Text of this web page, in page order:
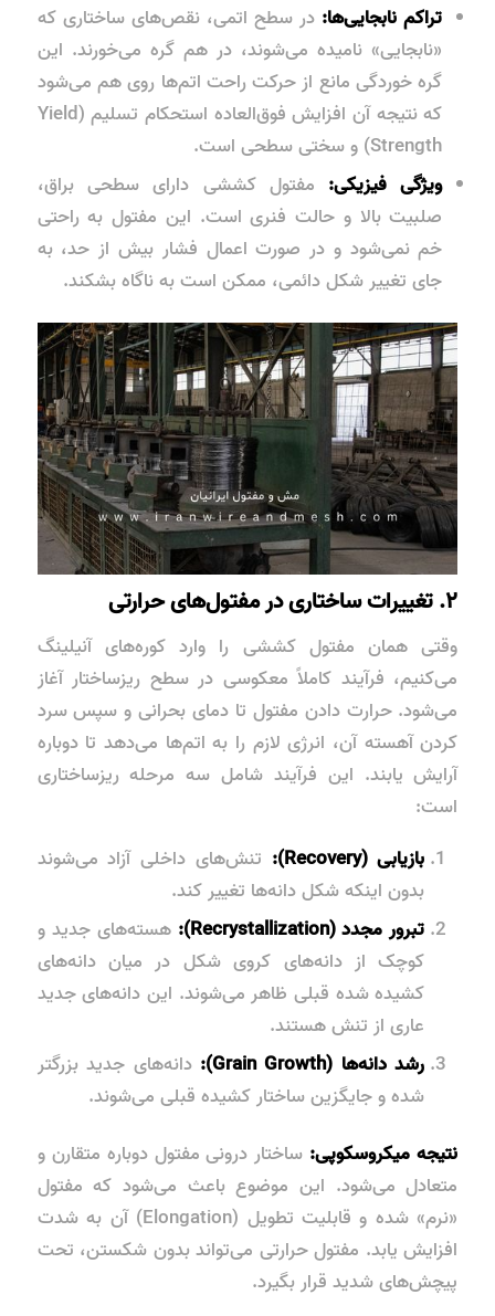
تراکم نابجایی‌ها: در سطح اتمی، نقص‌های ساختاری که
«نابجایی» نامیده می‌شوند، در هم گره می‌خورند. این
گره خوردگی مانع از حرکت راحت اتم‌ها روی هم می‌شود
که نتیجه آن افزایش فوق‌العاده استحکام تسلیم (Yield
Strength) و سختی سطحی است.
ویژگی فیزیکی: مفتول کششی دارای سطحی براق،
صلبیت بالا و حالت فنری است. این مفتول به راحتی
خم نمی‌شود و در صورت اعمال فشار بیش از حد، به
جای تغییر شکل دائمی، ممکن است به ناگاه بشکند.
۲. تغییرات ساختاری در مفتول‌های حرارتی
وقتی همان مفتول کششی را وارد کوره‌های آنیلینگ
می‌کنیم، فرآیند کاملاً معکوسی در سطح ریزساختار آغاز
می‌شود. حرارت دادن مفتول تا دمای بحرانی و سپس سرد
کردن آهسته آن، انرژی لازم را به اتم‌ها می‌دهد تا دوباره
آرایش یابند. این فرآیند شامل سه مرحله ریزساختاری
است:
بازیابی (Recovery):
تنش‌های داخلی آزاد می‌شوند
بدون اینکه شکل دانه‌ها تغییر کند.
تبرور مجدد (Recrystallization):
هسته‌های جدید و
کوچک از دانه‌های کروی شکل در میان دانه‌های
کشیده شده قبلی ظاهر می‌شوند. این دانه‌های جدید
عاری از تنش هستند.
رشد دانه‌ها (Grain Growth):
دانه‌های جدید بزرگتر
شده و جایگزین ساختار کشیده قبلی می‌شوند.
نتیجه میکروسکوپی: ساختار درونی مفتول دوباره متقارن و
متعادل می‌شود. این موضوع باعث می‌شود که مفتول
«نرم» شده و قابلیت تطویل (Elongation) آن به شدت
افزایش یابد. مفتول حرارتی می‌تواند بدون شکستن، تحت
پیچش‌های شدید قرار بگیرد.